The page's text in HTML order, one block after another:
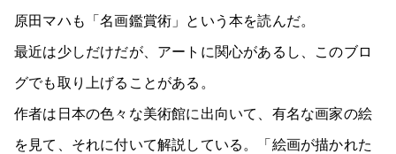
原田マハも「名画鑑賞術」という本を読んだ。
最近は少しだけだが、アートに関心があるし、このブロ
グでも取り上げることがある。
作者は日本の色々な美術館に出向いて、有名な画家の絵
を見て、それに付いて解説している。「絵画が描かれた